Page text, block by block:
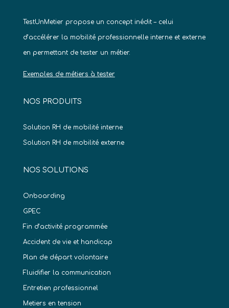
TestUnMetier propose un concept inédit – celui
d’accélérer la mobilité professionnelle interne et externe
en permettant de tester un métier.
Exemples de métiers à tester
NOS PRODUITS
Solution RH de mobilité interne
Solution RH de mobilité externe
NOS SOLUTIONS
Onboarding
GPEC
Fin d’activité programmée
Accident de vie et handicap
Plan de départ volontaire
Fluidifier la communication
Entretien professionnel
Metiers en tension